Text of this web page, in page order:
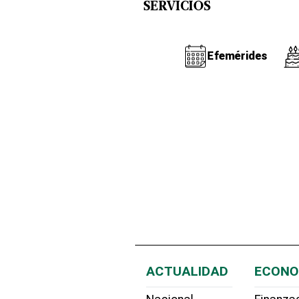
SERVICIOS
Efemérides
ACTUALIDAD